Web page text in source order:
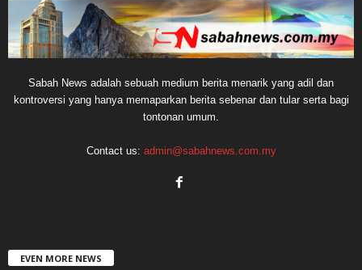
Sabah News adalah sebuah medium berita menarik yang adil dan
kontroversi yang hanya memaparkan berita sebenar dan tular serta bagi
tontonan umum.
Contact us: admin@sabahnews.com.my
EVEN MORE NEWS